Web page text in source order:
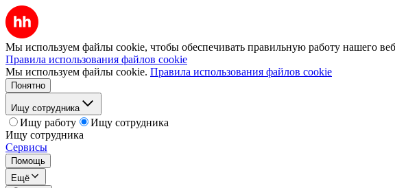
Мы используем файлы cookie, чтобы обеспечивать правильную работу нашего
Правила использования файлов cookie
Мы используем файлы cookie. Правила использования файлов cookie
Понятно
Ищу сотрудника
Ищу работу
Ищу сотрудника
Ищу сотрудника
Сервисы
Помощь
Ещё